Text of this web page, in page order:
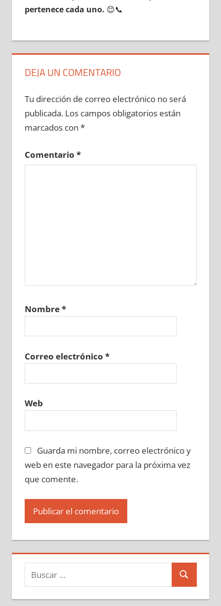
pertenece cada uno. 😊📞
DEJA UN COMENTARIO
Tu dirección de correo electrónico no será
publicada. Los campos obligatorios están
marcados con *
Comentario *
Nombre*
Correo electrónico *
Web
Guarda mi nombre, correo electrónico y
web en este navegador para la próxima vez
que comente.
Buscar